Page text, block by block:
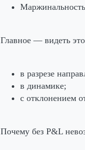
Маржинальность
Главное — видеть
в разрезе
в динамике;
с отклонением
Почему без P&L